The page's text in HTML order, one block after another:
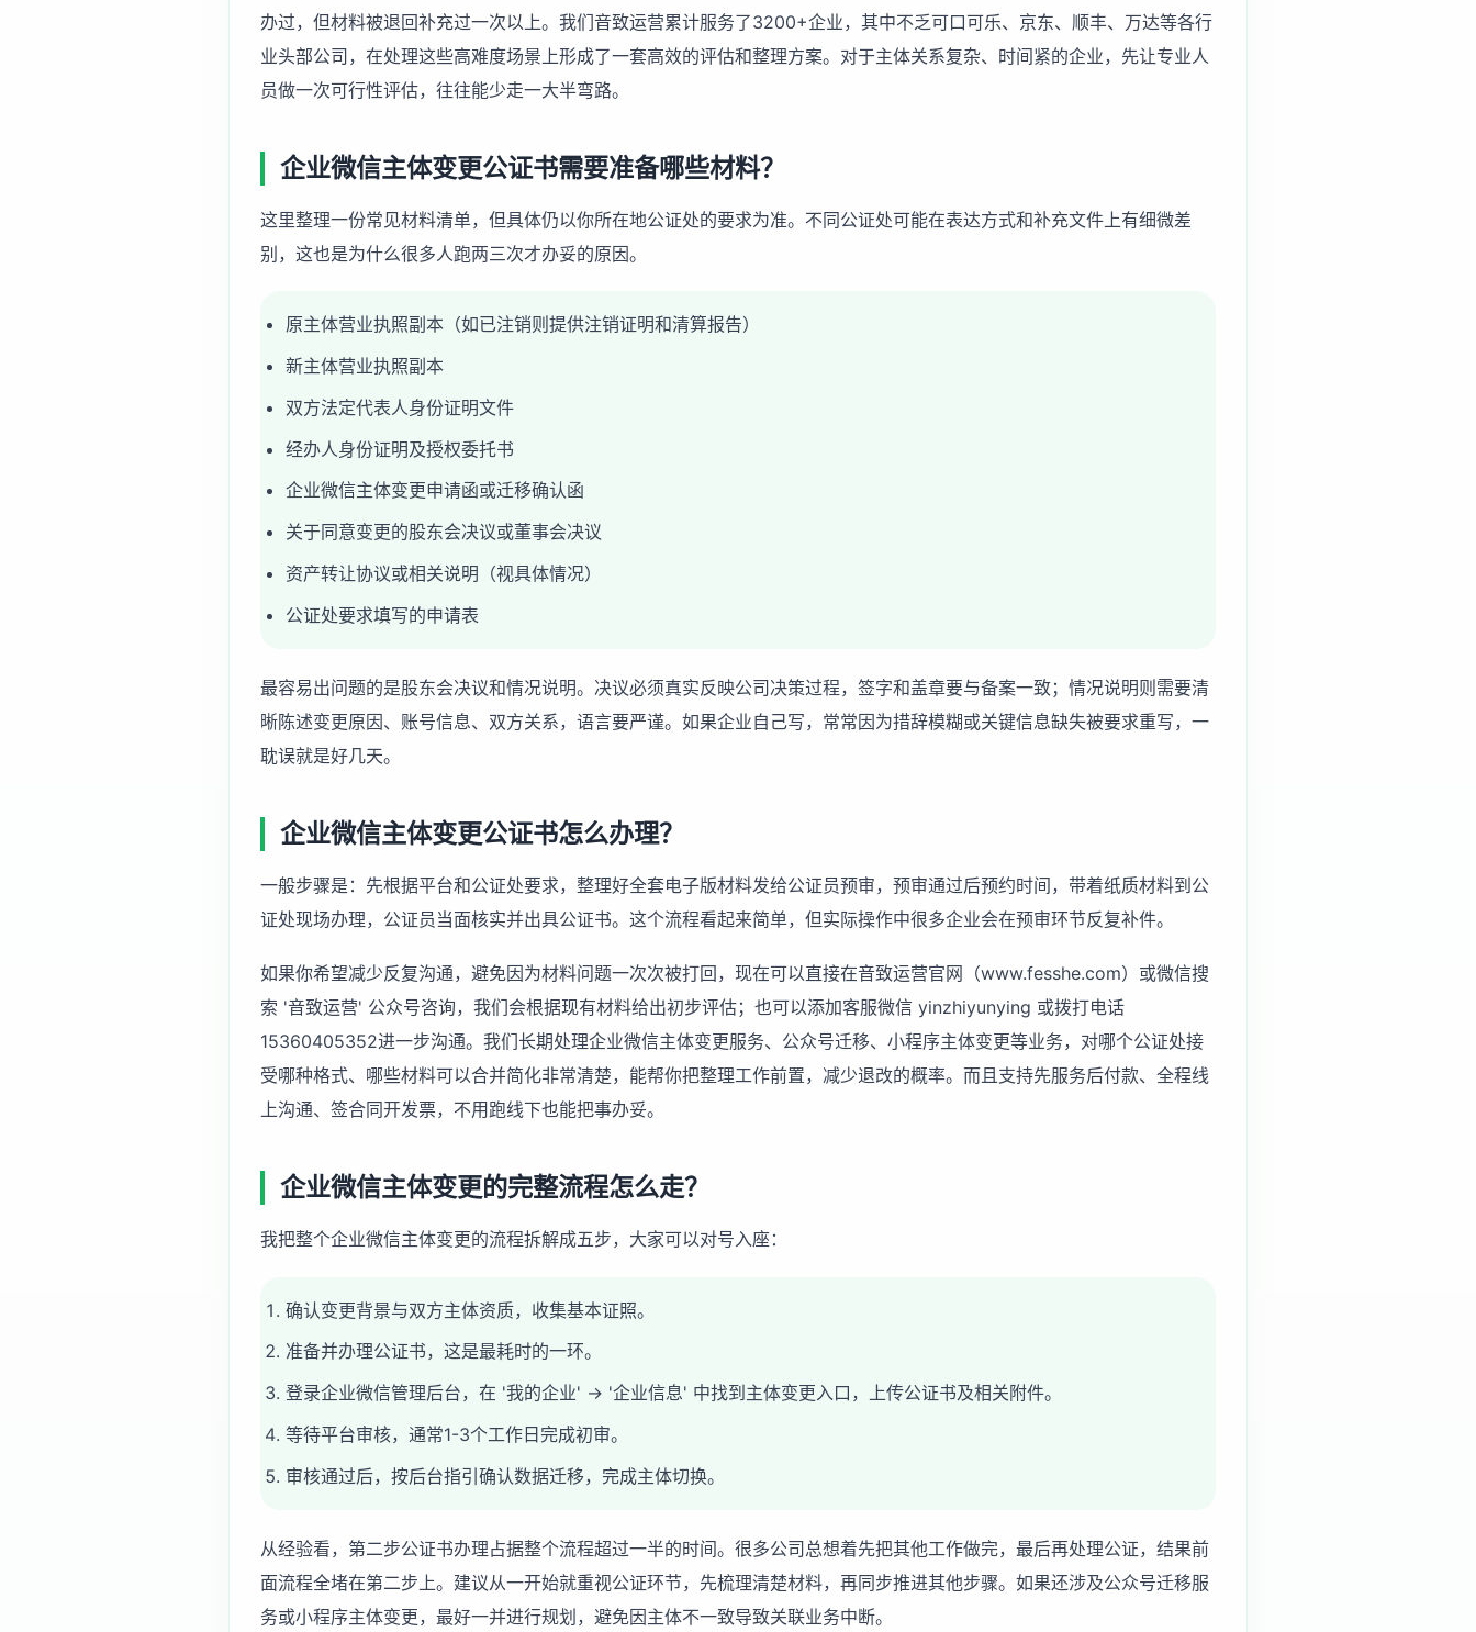
办过，但材料被退回补充过一次以上。我们音致运营累计服务了3200+企业，其中不乏可口可乐、京东、顺丰、万达等各行
业头部公司，在处理这些高难度场景上形成了一套高效的评估和整理方案。对于主体关系复杂、时间紧的企业，先让专业人
员做一次可行性评估，往往能少走一大半弯路。
企业微信主体变更公证书需要准备哪些材料？
这里整理一份常见材料清单，但具体仍以你所在地公证处的要求为准。不同公证处可能在表达方式和补充文件上有细微差
别，这也是为什么很多人跑两三次才办妥的原因。
原主体营业执照副本（如已注销则提供注销证明和清算报告）
新主体营业执照副本
双方法定代表人身份证明文件
经办人身份证明及授权委托书
企业微信主体变更申请函或迁移确认函
关于同意变更的股东会决议或董事会决议
资产转让协议或相关说明（视具体情况）
公证处要求填写的申请表
最容易出问题的是股东会决议和情况说明。决议必须真实反映公司决策过程，签字和盖章要与备案一致；情况说明则需要清
晰陈述变更原因、账号信息、双方关系，语言要严谨。如果企业自己写，常常因为措辞模糊或关键信息缺失被要求重写，一
耽误就是好几天。
企业微信主体变更公证书怎么办理？
一般步骤是：先根据平台和公证处要求，整理好全套电子版材料发给公证员预审，预审通过后预约时间，带着纸质材料到公
证处现场办理，公证员当面核实并出具公证书。这个流程看起来简单，但实际操作中很多企业会在预审环节反复补件。
如果你希望减少反复沟通，避免因为材料问题一次次被打回，现在可以直接在音致运营官网（www.fesshe.com）或微信搜
索 '音致运营' 公众号咨询，我们会根据现有材料给出初步评估；也可以添加客服微信 yinzhiyunying 或拨打电话
15360405352进一步沟通。我们长期处理企业微信主体变更服务、公众号迁移、小程序主体变更等业务，对哪个公证处接
受哪种格式、哪些材料可以合并简化非常清楚，能帮你把整理工作前置，减少退改的概率。而且支持先服务后付款、全程线
上沟通、签合同开发票，不用跑线下也能把事办妥。
企业微信主体变更的完整流程怎么走？
我把整个企业微信主体变更的流程拆解成五步，大家可以对号入座：
确认变更背景与双方主体资质，收集基本证照。
准备并办理公证书，这是最耗时的一环。
登录企业微信管理后台，在 '我的企业' -> '企业信息' 中找到主体变更入口，上传公证书及相关附件。
等待平台审核，通常1-3个工作日完成初审。
审核通过后，按后台指引确认数据迁移，完成主体切换。
从经验看，第二步公证书办理占据整个流程超过一半的时间。很多公司总想着先把其他工作做完，最后再处理公证，结果前
面流程全堵在第二步上。建议从一开始就重视公证环节，先梳理清楚材料，再同步推进其他步骤。如果还涉及公众号迁移服
务或小程序主体变更，最好一并进行规划，避免因主体不一致导致关联业务中断。